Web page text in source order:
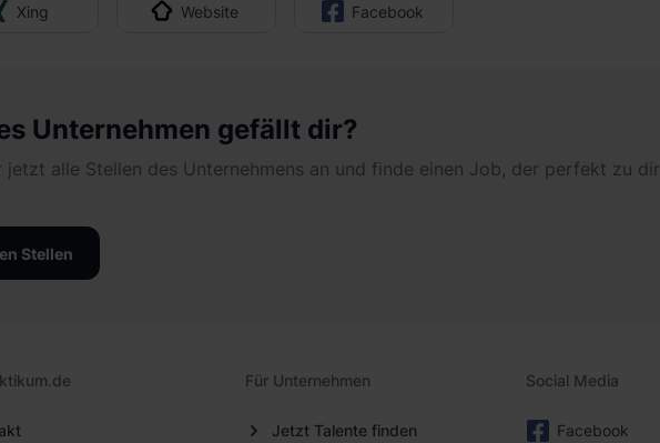
Xing Website Facebook
Unternehmen gefällt dir?
jetzt alle Stellen des Unternehmens an und finde einen Job, der perfekt zu dir
Stellen
Für Unternehmen
Jetzt Talente finden
Social Media
Facebook